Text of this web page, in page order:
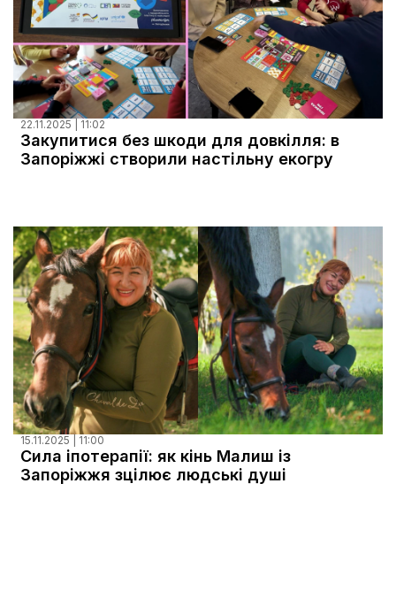
22.11.2025 | 11:02
Закупитися без шкоди для довкілля: в
Запоріжжі створили настільну екогру
15.11.2025 | 11:00
Сила іпотерапії: як кінь Малиш із
Запоріжжя зцілює людські душі